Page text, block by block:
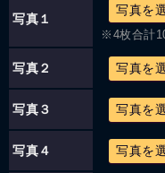
写真１
写真を
※4枚合計
写真２ 写真を
写真３ 写真を
写真４ 写真を